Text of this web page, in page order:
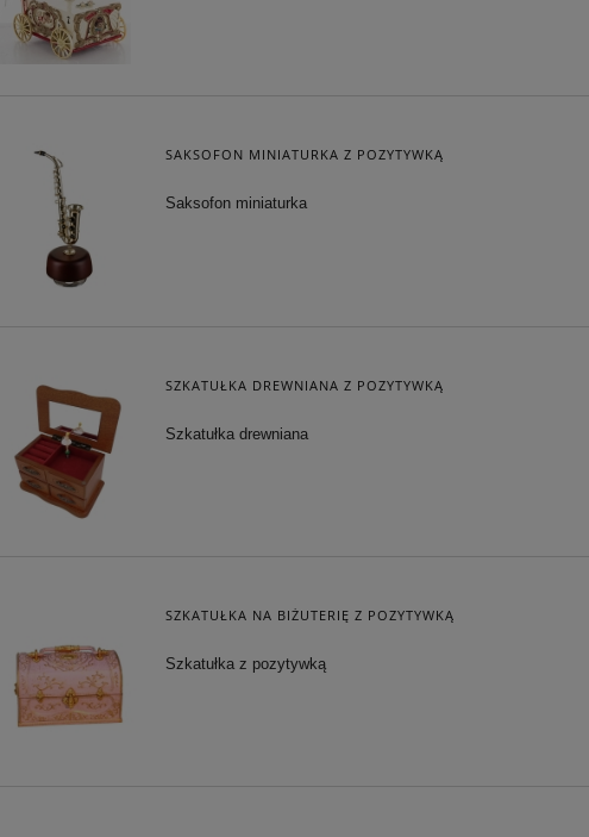
SAKSOFON MINIATURKA Z POZYTYWKĄ
Saksofon miniaturka
SZKATUŁKA DREWNIANA Z POZYTYWKĄ
Szkatułka drewniana
SZKATUŁKA NA BIŻUTERIĘ Z POZYTYWKĄ
Szkatułka z pozytywką